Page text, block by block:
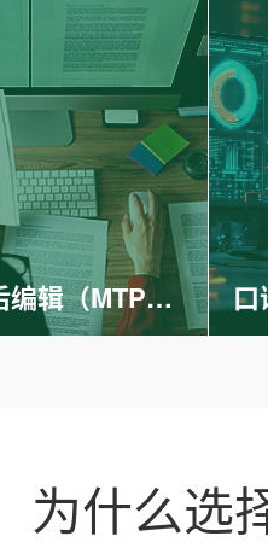
AI 翻译译后编辑（MTPE）
为什么选